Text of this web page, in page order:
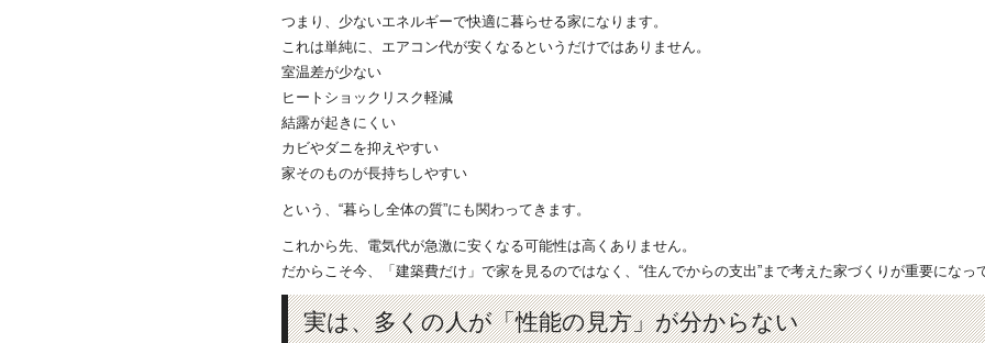
つまり、少ないエネルギーで快適に暮らせる家になります。
これは単純に、エアコン代が安くなるというだけではありません。
室温差が少ない
ヒートショックリスク軽減
結露が起きにくい
カビやダニを抑えやすい
家そのものが長持ちしやすい
という、“暮らし全体の質”にも関わってきます。
これから先、電気代が急激に安くなる可能性は高くありません。
だからこそ今、「建築費だけ」で家を見るのではなく、“住んでからの支出”まで考えた家づくりが重要になっ
実は、多くの人が「性能の見方」が分からない